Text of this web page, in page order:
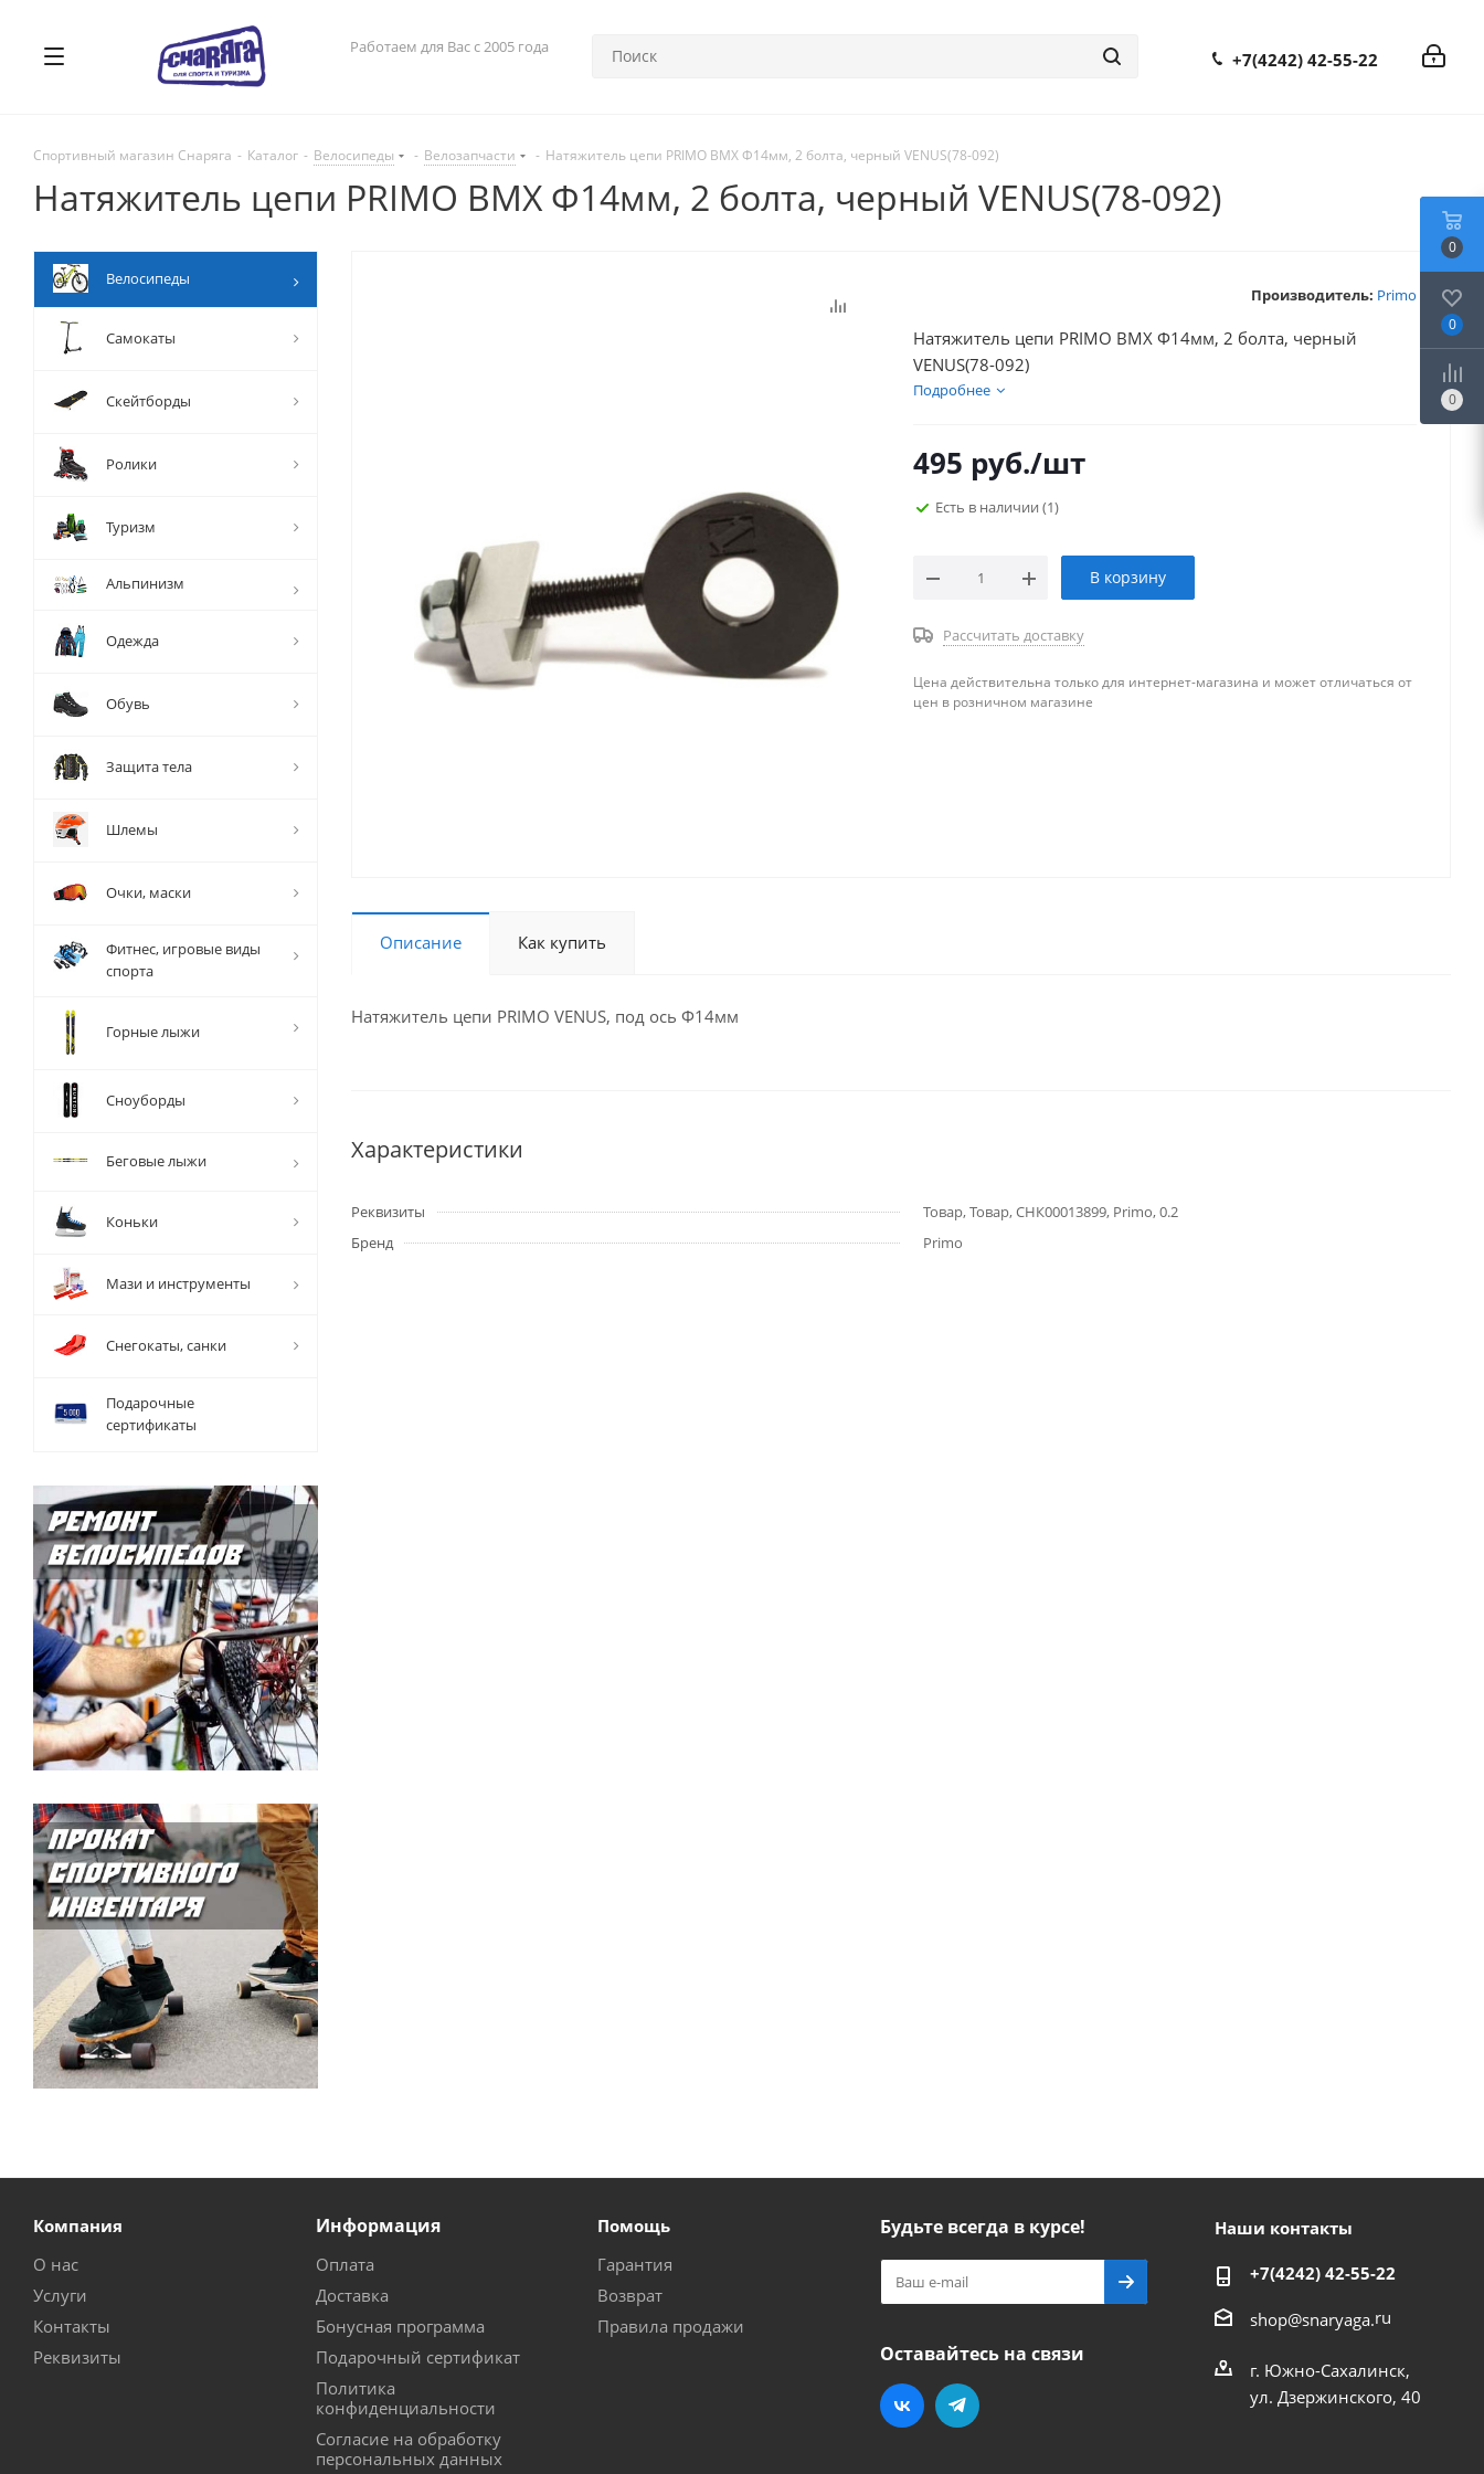
Работаем для Вас с 2005 года
+7(4242) 42-55-22
Спортивный магазин Снаряга - Каталог - Велосипеды - Велозапчасти - Натяжитель цепи PRIMO BMX Ф14мм, 2 болта, черный VENUS(78-092)
Натяжитель цепи PRIMO BMX Ф14мм, 2 болта, черный VENUS(78-092)
Производитель: Primo
Натяжитель цепи PRIMO BMX Ф14мм, 2 болта, черный
VENUS(78-092)
Подробнее
495 руб./шт
Есть в наличии (1)
В корзину
Рассчитать доставку
Цена действительна только для интернет-магазина и может отличаться от
цен в розничном магазине
Описание Как купить
Натяжитель цепи PRIMO VENUS, под ось Ф14мм
Характеристики
Реквизиты
Товар, Товар, СНК00013899, Primo, 0.2
Бренд
Primo
Велосипеды
Самокаты
Скейтборды
Ролики
Туризм
Альпинизм
Одежда
Обувь
Защита тела
Шлемы
Очки, маски
Фитнес, игровые виды
спорта
Горные лыжи
Сноуборды
Беговые лыжи
Коньки
Мази и инструменты
Снегокаты, санки
Подарочные
сертификаты
Компания
О нас
Услуги
Контакты
Реквизиты
Информация
Оплата
Доставка
Бонусная программа
Подарочный сертификат
Политика
конфиденциальности
Согласие на обработку
персональных данных
Помощь
Гарантия
Возврат
Правила продажи
Будьте всегда в курсе!
Оставайтесь на связи
Наши контакты
+7(4242) 42-55-22
shop@snaryaga.ru
г. Южно-Сахалинск,
ул. Дзержинского, 40
0
0
0